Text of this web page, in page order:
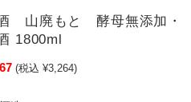
山廃もと 酵母無添加・
1800ml
(税込 ¥3,264)